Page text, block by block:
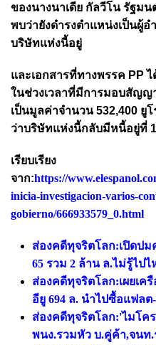
ของนางนาเดีย กัลวีโน รัฐม
พบว่ายังดำรงตำแหน่งเป็นผู้
บริษัทแห่งนี้อยู่
และเอกสารที่ทางพรรค PP
ในช่วงเวลาที่มีการมอบสัญ
เป็นมูลค่าจำนวน 532,400 ยู
ว่าบริษัทแห่งนี้กลับมีหนี้อยู่ที่
เรียบเรียง
จาก:https://
inicia-investigacion-varios-
gobierno/666933579_0.html
ส่องคดีทุจริตโลก:เปิดป
65 รวม 2 ล้าน ล.ไม่รู้ไปไ
ส่องคดีทุจริตโลก:เผยเค
อียู 694 ล. นำไปซื้อแฟลต
ส่องคดีทุจริตโลก:'ไมโค
พนง.รวมหัว บ.คู่ค้า,จนท